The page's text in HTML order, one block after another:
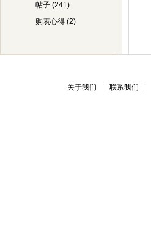
帖子 (241)
购表心得 (2)
关于我们 联系我们